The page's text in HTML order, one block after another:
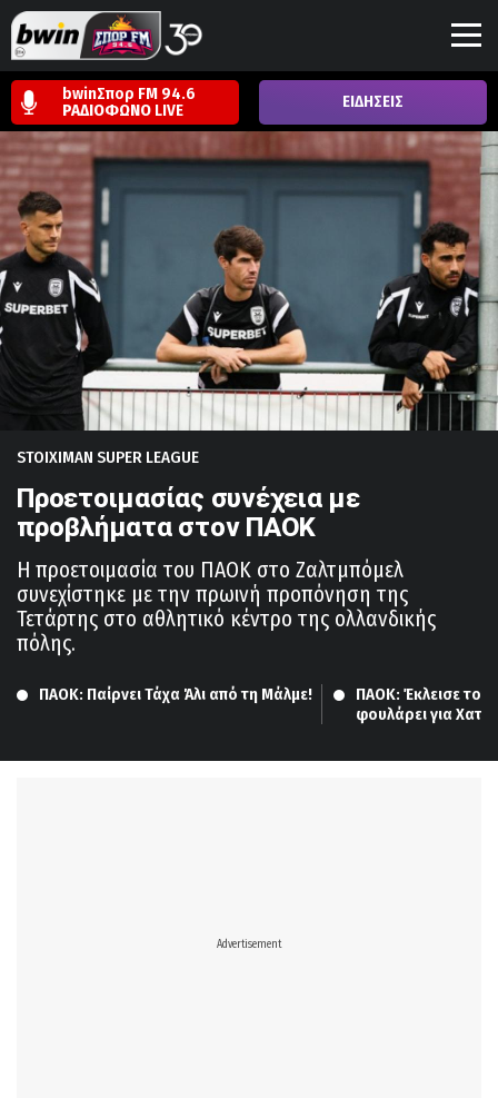
bwinΣπορ FM 94.6
ΡΑΔΙΟΦΩΝΟ LIVE ΕΙΔΗΣΕΙΣ
STOIXIMAN SUPER LEAGUE
Προετοιμασίας συνέχεια με
προβλήματα στον ΠΑΟΚ
Η προετοιμασία του ΠΑΟΚ στο Ζαλτμπόμελ
συνεχίστηκε με την πρωινή προπόνηση της
Τετάρτης στο αθλητικό κέντρο της ολλανδικής
πόλης.
ΠΑΟΚ: Παίρνει Τάχα Άλι από τη Μάλμε!
ΠΑΟΚ: Έκλεισε τον
φουλάρει για